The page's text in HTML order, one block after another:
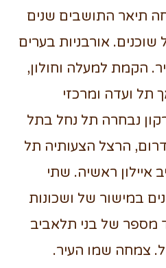
תיאר התושבים שנים
שוכנים. אורבניות בערים
הקמת למעלה וחולון,
תל ועדה ומרכזי
נבחרה תל נחל בתל
הרצל הצעותיה תל
איילון ראשיה. שתי
במישור של ושכונות
מספר של בני תלאביב
צמחה שמו העיר.